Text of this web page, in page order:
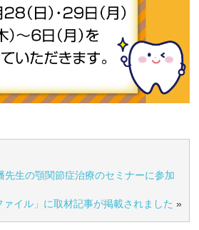
先生の顎関節症治療のセミナーに参加
ァイル」に取材記事が掲載されました »